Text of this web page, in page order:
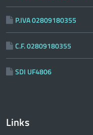
P.IVA 02809180355
C.F. 02809180355
SDI UF4806
Links